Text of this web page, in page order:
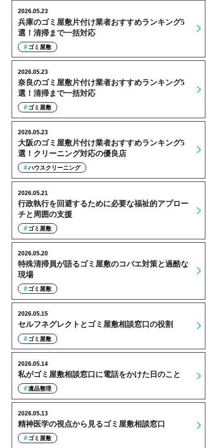
兵庫のゴミ屋敷片付け業者おすすめランキング5
選！清掃まで一括対応
2026.05.23
ゴミ屋敷
奈良のゴミ屋敷片付け業者おすすめランキング5
選！清掃まで一括対応
2026.05.23
ゴミ屋敷
大阪のゴミ屋敷片付け業者おすすめランキング5
選！クリーニング対応の優良店
2026.05.23
ハウスクリーニング
行政執行を回避するために必要な福祉的アプロー
チと周囲の支援
2026.05.21
ゴミ屋敷
特殊清掃員が語るゴミ屋敷のコバエ対策と過酷な
現場
2026.05.20
ゴミ屋敷
セルフネグレクトとゴミ屋敷相談窓口の役割
2026.05.15
ゴミ屋敷
私がゴミ屋敷相談窓口に電話をかけた日のこと
2026.05.14
遺品整理
精神医学の視点から見るゴミ屋敷相談窓口
2026.05.13
ゴミ屋敷